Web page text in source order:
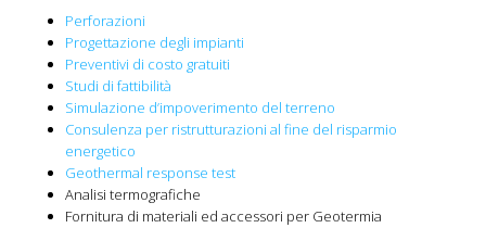
Perforazioni
Progettazione degli impianti
Preventivi di costo gratuiti
Studi di fattibilità
Simulazione d’impoverimento del terreno
Consulenza per ristrutturazioni al fine del risparmio
energetico
Geothermal response test
Analisi termografiche
Fornitura di materiali ed accessori per Geotermia